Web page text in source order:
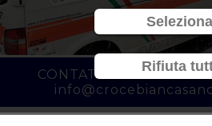
CONTATTACI al010
Seleziona
Rifiuta